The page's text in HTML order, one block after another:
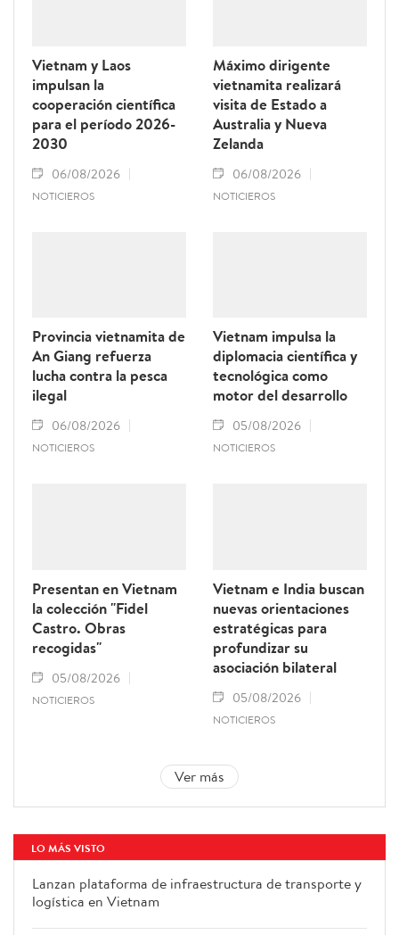
Vietnam y Laos
impulsan la
cooperación científica
para el período 2026-
2030
06/08/2026
NOTICIEROS
Máximo dirigente
vietnamita realizará
visita de Estado a
Australia y Nueva
Zelanda
06/08/2026
NOTICIEROS
Provincia vietnamita de
An Giang refuerza
lucha contra la pesca
ilegal
06/08/2026
NOTICIEROS
Vietnam impulsa la
diplomacia científica y
tecnológica como
motor del desarrollo
05/08/2026
NOTICIEROS
Presentan en Vietnam
la colección "Fidel
Castro. Obras
recogidas"
05/08/2026
NOTICIEROS
Vietnam e India buscan
nuevas orientaciones
estratégicas para
profundizar su
asociación bilateral
05/08/2026
NOTICIEROS
Ver más
LO MÁS VISTO
Lanzan plataforma de infraestructura de transporte y
logística en Vietnam